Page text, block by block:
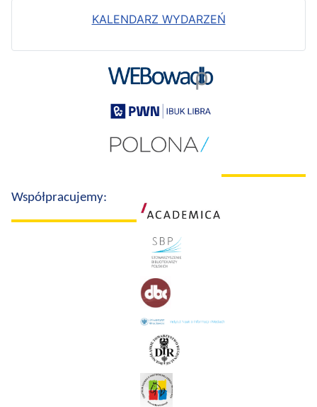
KALENDARZ WYDARZEŃ
Współpracujemy: